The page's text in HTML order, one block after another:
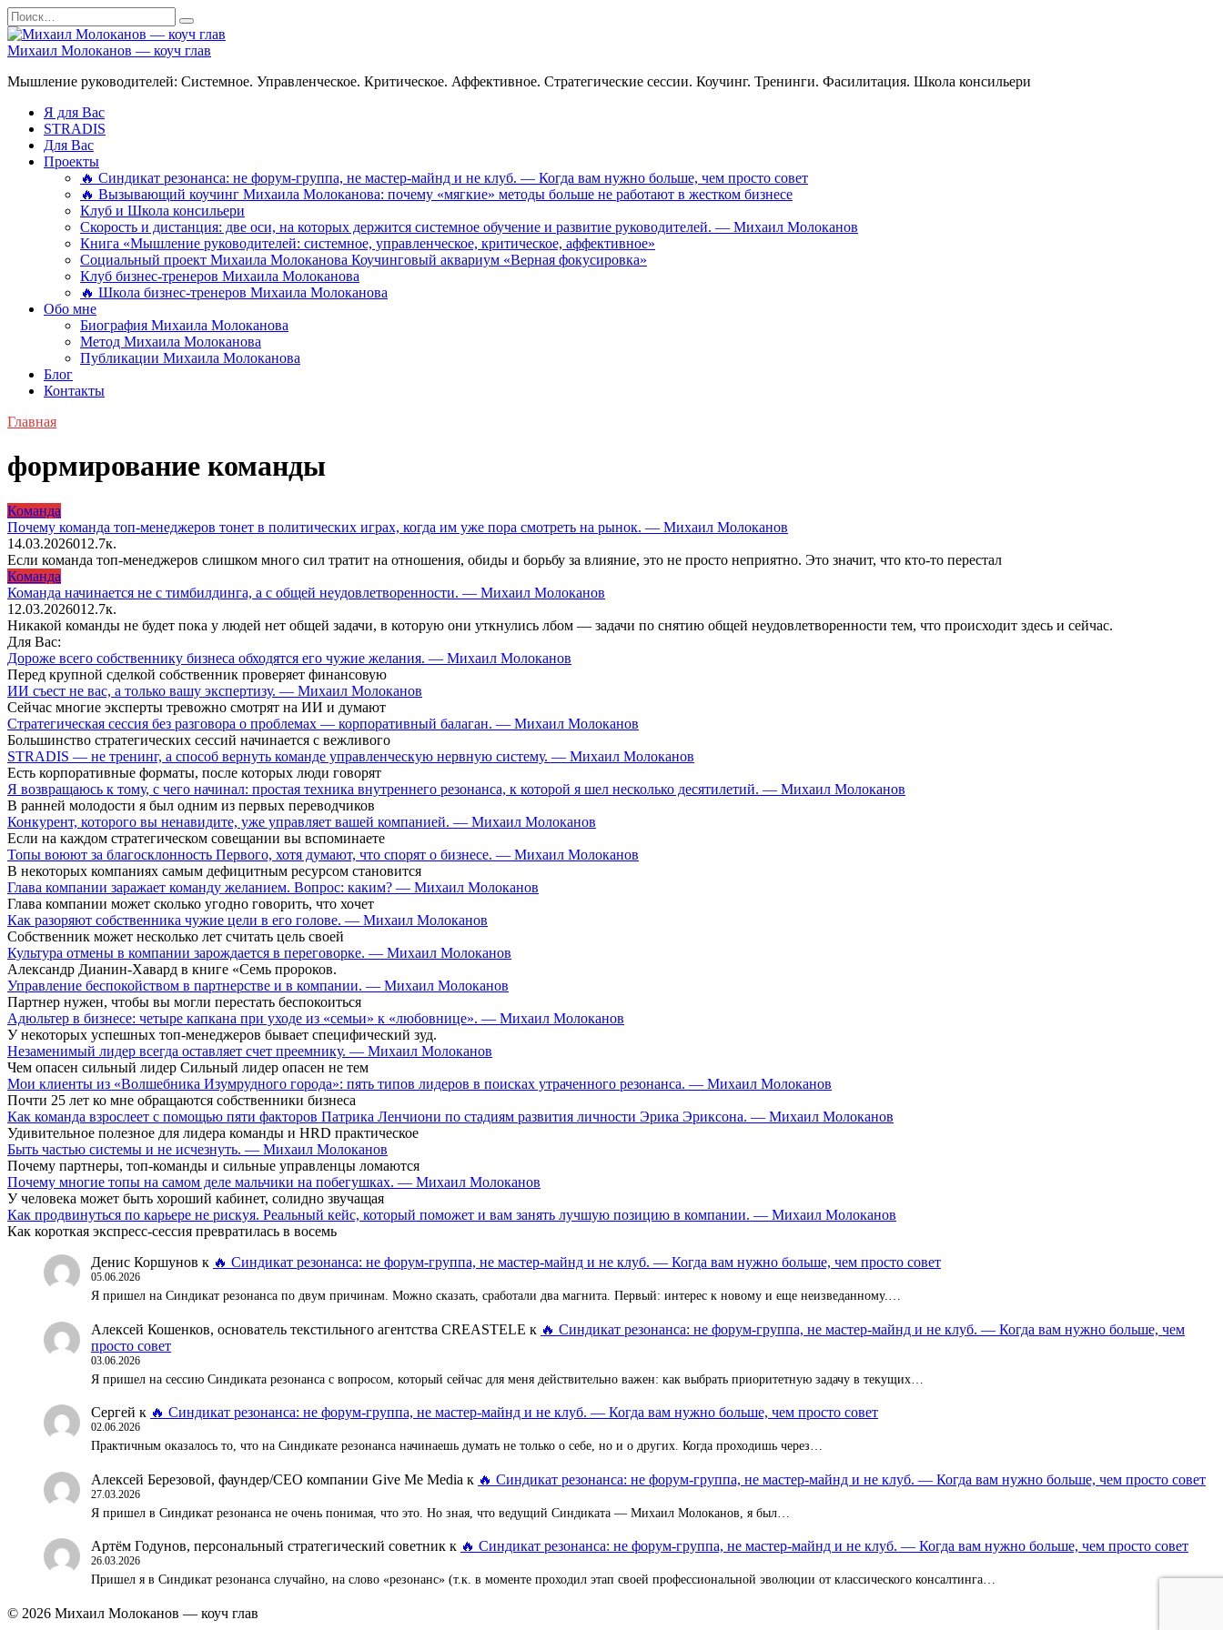
Перейти
к
содержанию
Search
for:
Михаил Молоканов — коуч глав
Мышление руководителей: Системное. Управленческое. Критическое. Аффективное. Стратегические сессии. Коучинг. Тренинги. Фасилитация. Школа консильери
Я для Вас
STRADIS
Для Вас
Проекты
🔥 Синдикат резонанса: не форум-группа, не мастер-майнд и не клуб. — Когда вам нужно больше, чем просто совет
🔥 Вызывающий коучинг Михаила Молоканова: почему «мягкие» методы больше не работают в жестком бизнесе
Клуб и Школа консильери
Скорость и дистанция: две оси, на которых держится системное обучение и развитие руководителей. — Михаил Молоканов
Книга «Мышление руководителей: системное, управленческое, критическое, аффективное»
Социальный проект Михаила Молоканова Коучинговый аквариум «Верная фокусировка»
Клуб бизнес-тренеров Михаила Молоканова
🔥 Школа бизнес-тренеров Михаила Молоканова
Обо мне
Биография Михаила Молоканова
Метод Михаила Молоканова
Публикации Михаила Молоканова
Блог
Контакты
Главная
формирование команды
Команда
Почему команда топ-менеджеров тонет в политических играх, когда им уже пора смотреть на рынок. — Михаил Молоканов
14.03.2026012.7к.
Если команда топ-менеджеров слишком много сил тратит на отношения, обиды и борьбу за влияние, это не просто неприятно. Это значит, что кто-то перестал
Команда
Команда начинается не с тимбилдинга, а с общей неудовлетворенности. — Михаил Молоканов
12.03.2026012.7к.
Никакой команды не будет пока у людей нет общей задачи, в которую они уткнулись лбом — задачи по снятию общей неудовлетворенности тем, что происходит здесь и сейчас.
Для Вас:
Дороже всего собственнику бизнеса обходятся его чужие желания. — Михаил Молоканов
Перед крупной сделкой собственник проверяет финансовую
ИИ съест не вас, а только вашу экспертизу. — Михаил Молоканов
Сейчас многие эксперты тревожно смотрят на ИИ и думают
Стратегическая сессия без разговора о проблемах — корпоративный балаган. — Михаил Молоканов
Большинство стратегических сессий начинается с вежливого
STRADIS — не тренинг, а способ вернуть команде управленческую нервную систему. — Михаил Молоканов
Есть корпоративные форматы, после которых люди говорят
Я возвращаюсь к тому, с чего начинал: простая техника внутреннего резонанса, к которой я шел несколько десятилетий. — Михаил Молоканов
В ранней молодости я был одним из первых переводчиков
Конкурент, которого вы ненавидите, уже управляет вашей компанией. — Михаил Молоканов
Если на каждом стратегическом совещании вы вспоминаете
Топы воюют за благосклонность Первого, хотя думают, что спорят о бизнесе. — Михаил Молоканов
В некоторых компаниях самым дефицитным ресурсом становится
Глава компании заражает команду желанием. Вопрос: каким? — Михаил Молоканов
Глава компании может сколько угодно говорить, что хочет
Как разоряют собственника чужие цели в его голове. — Михаил Молоканов
Собственник может несколько лет считать цель своей
Культура отмены в компании зарождается в переговорке. — Михаил Молоканов
Александр Дианин-Хавард в книге «Семь пророков.
Управление беспокойством в партнерстве и в компании. — Михаил Молоканов
Партнер нужен, чтобы вы могли перестать беспокоиться
Адюльтер в бизнесе: четыре капкана при уходе из «семьи» к «любовнице». — Михаил Молоканов
У некоторых успешных топ-менеджеров бывает специфический зуд.
Незаменимый лидер всегда оставляет счет преемнику. — Михаил Молоканов
Чем опасен сильный лидер Сильный лидер опасен не тем
Мои клиенты из «Волшебника Изумрудного города»: пять типов лидеров в поисках утраченного резонанса. — Михаил Молоканов
Почти 25 лет ко мне обращаются собственники бизнеса
Как команда взрослеет с помощью пяти факторов Патрика Ленчиони по стадиям развития личности Эрика Эриксона. — Михаил Молоканов
Удивительное полезное для лидера команды и HRD практическое
Быть частью системы и не исчезнуть. — Михаил Молоканов
Почему партнеры, топ-команды и сильные управленцы ломаются
Почему многие топы на самом деле мальчики на побегушках. — Михаил Молоканов
У человека может быть хороший кабинет, солидно звучащая
Как продвинуться по карьере не рискуя. Реальный кейс, который поможет и вам занять лучшую позицию в компании. — Михаил Молоканов
Как короткая экспресс-сессия превратилась в восемь
Денис Коршунов к 🔥 Синдикат резонанса: не форум-группа, не мастер-майнд и не клуб. — Когда вам нужно больше, чем просто совет
05.06.2026
Я пришел на Синдикат резонанса по двум причинам. Можно сказать, сработали два магнита. Первый: интерес к новому и еще неизведанному.…
Алексей Кошенков, основатель текстильного агентства CREASTELE к 🔥 Синдикат резонанса: не форум-группа, не мастер-майнд и не клуб. — Когда вам нужно больше, чем
просто совет
03.06.2026
Я пришел на сессию Синдиката резонанса с вопросом, который сейчас для меня действительно важен: как выбрать приоритетную задачу в текущих…
Сергей к 🔥 Синдикат резонанса: не форум-группа, не мастер-майнд и не клуб. — Когда вам нужно больше, чем просто совет
02.06.2026
Практичным оказалось то, что на Синдикате резонанса начинаешь думать не только о себе, но и о других. Когда проходишь через…
Алексей Березовой, фаундер/СЕО компании Give Me Media к 🔥 Синдикат резонанса: не форум-группа, не мастер-майнд и не клуб. — Когда вам нужно больше, чем просто совет
27.03.2026
Я пришел в Синдикат резонанса не очень понимая, что это. Но зная, что ведущий Синдиката — Михаил Молоканов, я был…
Артём Годунов, персональный стратегический советник к 🔥 Синдикат резонанса: не форум-группа, не мастер-майнд и не клуб. — Когда вам нужно больше, чем просто совет
26.03.2026
Пришел я в Синдикат резонанса случайно, на слово «резонанс» (т.к. в моменте проходил этап своей профессиональной эволюции от классического консалтинга…
© 2026 Михаил Молоканов — коуч глав